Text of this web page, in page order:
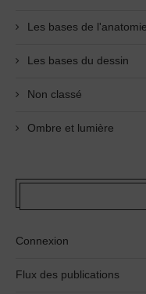
Les bases de l'anatomie
Les bases du dessin
Non classé
Ombre et lumière
Connexion
Flux des publications